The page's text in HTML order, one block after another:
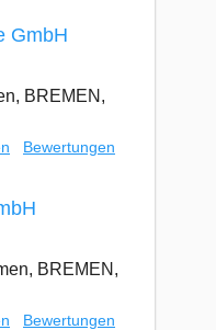
GmbH
BREMEN,
Bewertungen
BREMEN,
Bewertungen